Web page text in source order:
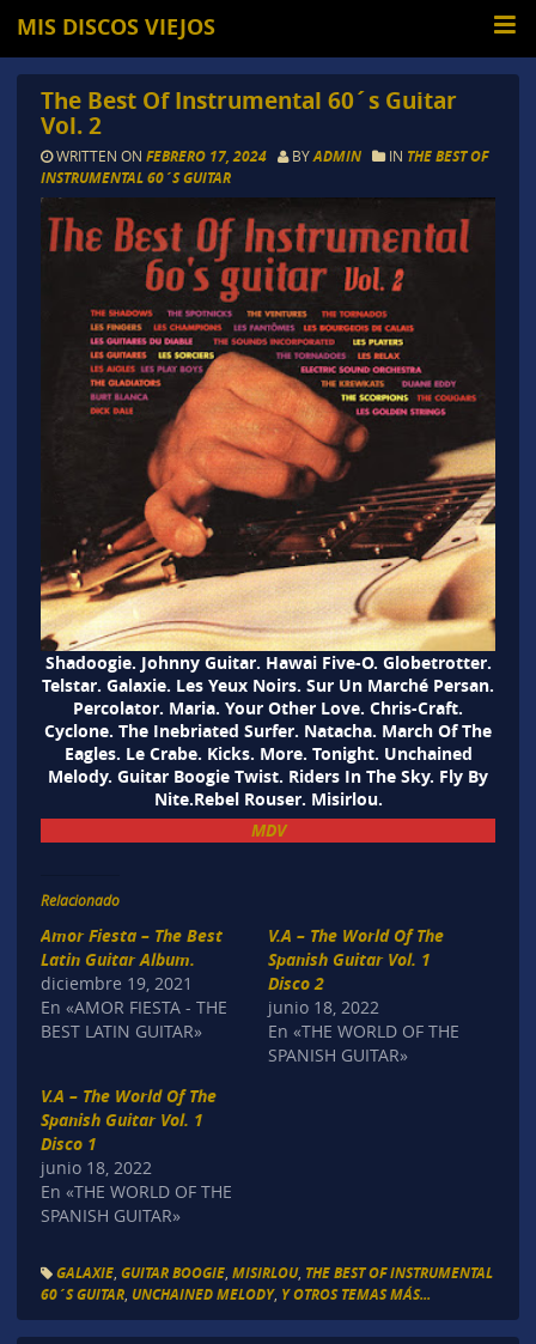
MIS DISCOS VIEJOS
The Best Of Instrumental 60´s Guitar
Vol. 2
WRITTEN ON FEBRERO 17, 2024 BYADMIN IN THE BEST OF
INSTRUMENTAL 60´S GUITAR
Shadoogie. Johnny Guitar. Hawai Five-O. Globetrotter.
Telstar. Galaxie. Les Yeux Noirs. Sur Un Marché Persan.
Percolator. Maria. Your Other Love. Chris-Craft.
Cyclone. The Inebriated Surfer. Natacha. March Of The
Eagles. Le Crabe. Kicks. More. Tonight. Unchained
Melody. Guitar Boogie Twist. Riders In The Sky. Fly By
Nite.Rebel Rouser. Misirlou.
MDV
Relacionado
Amor Fiesta – The Best
Latin Guitar Album.
diciembre 19, 2021
En «AMOR FIESTA - THE
BEST LATIN GUITAR»
V.A – The World Of The
Spanish Guitar Vol. 1
Disco 2
junio 18, 2022
En «THE WORLD OF THE
SPANISH GUITAR»
V.A – The World Of The
Spanish Guitar Vol. 1
Disco 1
junio 18, 2022
En «THE WORLD OF THE
SPANISH GUITAR»
GALAXIE, GUITAR BOOGIE, MISIRLOU, THE BEST OF INSTRUMENTAL
60´S GUITAR, UNCHAINED MELODY, Y OTROS TEMAS MÁS...